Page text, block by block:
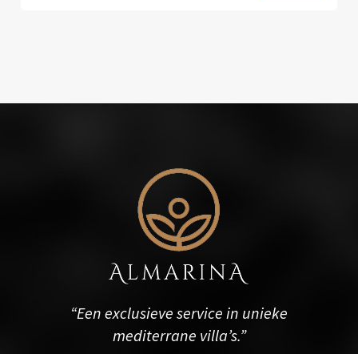
“Een exclusieve service in unieke
mediterrane villa’s.”